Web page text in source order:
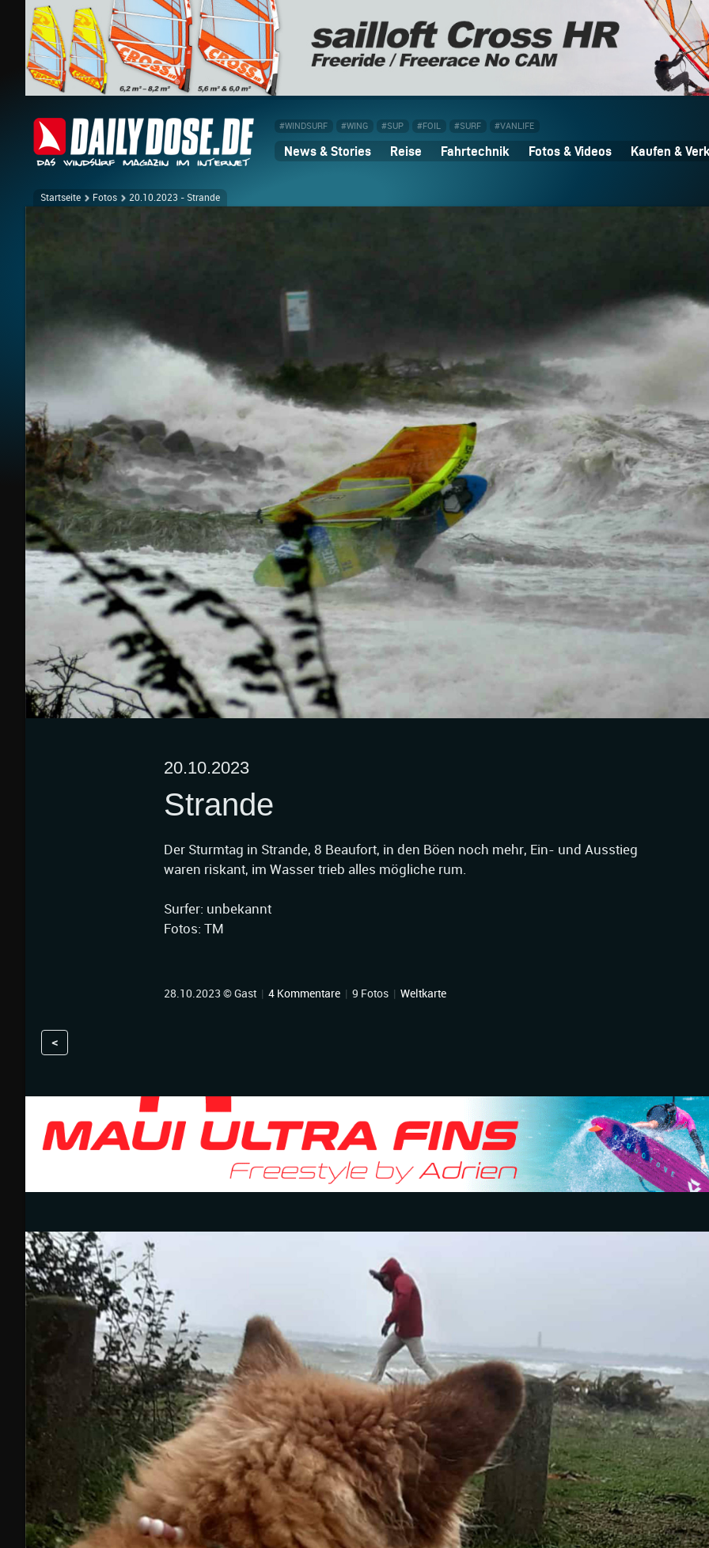
#WINDSURF #WING #SUP #FOIL #SURF #VANLIFE
News & Stories Reise Fahrtechnik Fotos & Videos Kaufen &
Startseite Fotos 20.10.2023 - Strande
20.10.2023
Strande
Der Sturmtag in Strande, 8 Beaufort, in den Böen noch mehr, Ein- und Ausstieg
waren riskant, im Wasser trieb alles mögliche rum.
Surfer: unbekannt
Fotos: TM
28.10.2023 © Gast | 4 Kommentare | 9 Fotos | Weltkarte
<